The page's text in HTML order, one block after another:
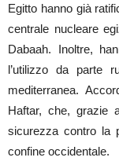
Egitto hanno già
centrale nucleare
Dabaah. Inoltre,
l’utilizzo da parte
mediterranea.
Haftar, che, grazie
sicurezza contro la
confine occidentale.